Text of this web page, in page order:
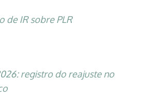
de IR sobre PLR
registro do reajuste no